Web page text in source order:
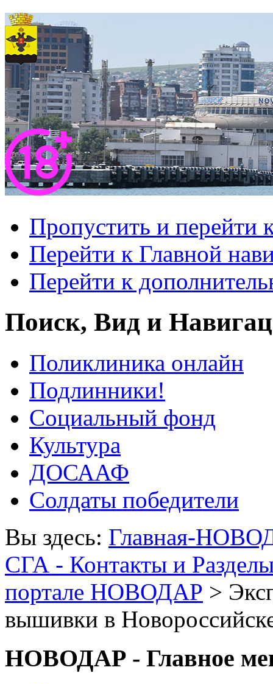
Пропустить и перейти
Перейти к Главной
Перейти к
Поиск, Вид и
Поликлиника онлайн
Подлинники!
Социальный фонд
Культура
ДОСААФ
Солдаты победители
Вы здесь: Главная-
СГА - Контакты и
портале НОВОДАР >
вышивки в
НОВОДАР - Главное